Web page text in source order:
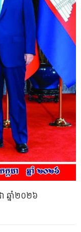
ឆ្នាំ២០២៦